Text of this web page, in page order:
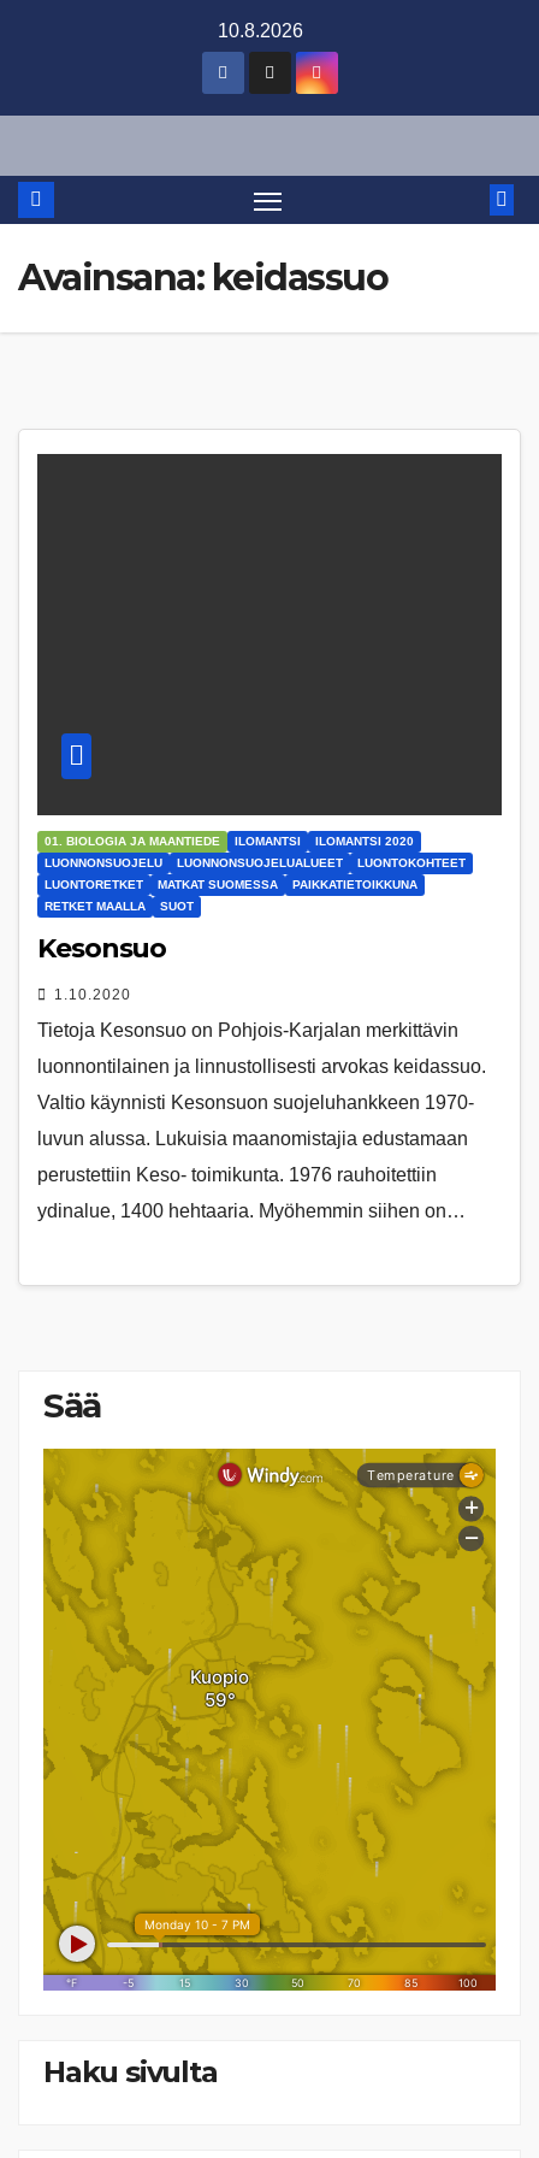
10.8.2026
Avainsana: keidassuo
01. BIOLOGIA JA MAANTIEDE ILOMANTSI
ILOMANTSI 2020
LUONNONSUOJELU
LUONNONSUOJELUALUEET
LUONTOKOHTEET
LUONTORETKET
MATKAT SUOMESSA
PAIKKATIETOIKKUNA
RETKET MAALLA
SUOT
Kesonsuo
1.10.2020
Tietoja Kesonsuo on Pohjois-Karjalan merkittävin
luonnontilainen ja linnustollisesti arvokas keidassuo.
Valtio käynnisti Kesonsuon suojeluhankkeen 1970-
luvun alussa. Lukuisia maanomistajia edustamaan
perustettiin Keso- toimikunta. 1976 rauhoitettiin
ydinalue, 1400 hehtaaria. Myöhemmin siihen on…
Sää
Haku sivulta